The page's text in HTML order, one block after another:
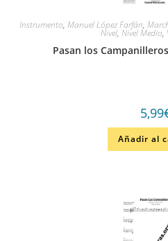
Instrumento, Manuel López Farfán,
Nivel, Nivel Medio,
Pasan los
5,99
Añadir al